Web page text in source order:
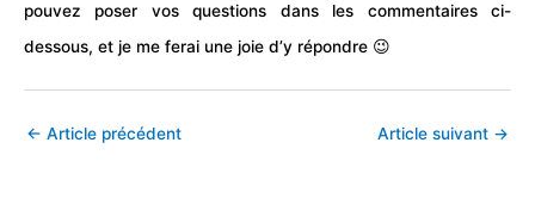
pouvez poser vos questions dans les commentaires ci-
dessous, et je me ferai une joie d’y répondre 😉
← Article précédent Article suivant →